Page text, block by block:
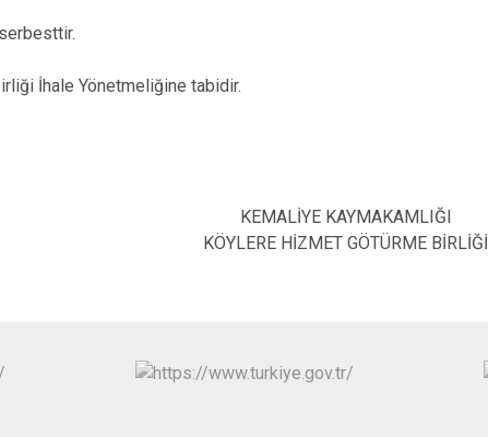
İhale Yönetmeliğine tabidir.
KEMALİYE KAYMAKAMLIĞI
KÖYLERE HİZMET GÖTÜRME BİRLİĞİ